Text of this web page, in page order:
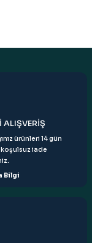
ALIŞVERİŞ
ürünleri 14 gün
iade
Bilgi